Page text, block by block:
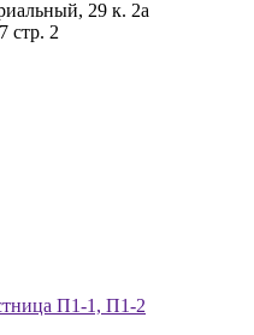
29 к. 2а
стр. 2
П1-1, П1-2